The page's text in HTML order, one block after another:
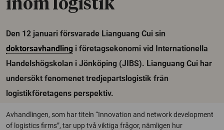
inom logistik
Den 12 januari försvarade Lianguang Cui sin
doktorsavhandling i företagsekonomi vid Internationella
Handelshögskolan i Jönköping (JIBS). Lianguang Cui har
undersökt fenomenet tredjepartslogistik från
logistikföretagens perspektiv.
Avhandlingen, som har titeln “Innovation and network development
of logistics firms”, tar upp två viktiga frågor, nämligen hur